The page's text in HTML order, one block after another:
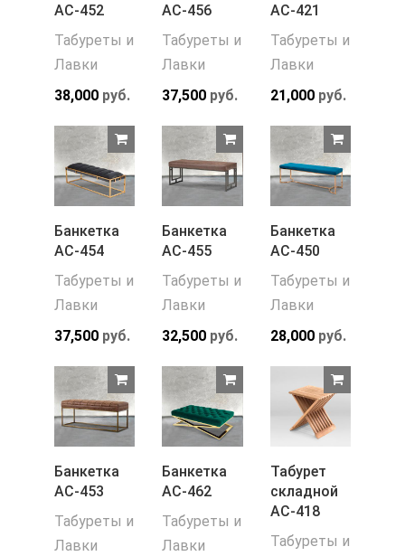
АС-452
Табуреты и
Лавки
38,000 руб.
АС-456
Табуреты и
Лавки
37,500 руб.
АС-421
Табуреты и
Лавки
21,000руб.
Банкетка
АС-454
Табуреты и
Лавки
37,500 руб.
Банкетка
АС-455
Табуреты и
Лавки
32,500 руб.
Банкетка
АС-450
Табуреты и
Лавки
28,000руб.
Банкетка
АС-453
Табуреты и
Лавки
Банкетка
АС-462
Табуреты и
Лавки
Табурет
складной
АС-418
Табуреты и